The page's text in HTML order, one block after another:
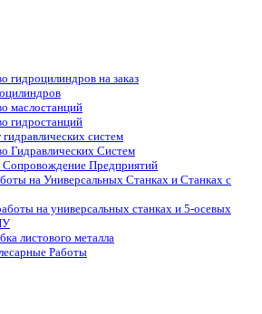
гидроцилиндров на заказ
маслостанций
гидростанций
систем
Гидравлических Систем
Сопровождение Предприятий
на Универсальных Станках и Станках с
на универсальных станках и 5-осевых
листового металла
Работы